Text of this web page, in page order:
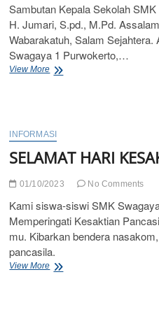
Sambutan Kepala Sekolah
H. Jumari, S.pd., M.Pd.
Wabarakatuh, Salam
Swagaya 1 Purwokerto,…
View MoreKELULUSAN
KELAS
XII
SMK
1
INFORMASI
SELAMAT HARI
01/10/2023 No Comments
Kami siswa-siswi SMK
Memperingati Kesaktian
mu. Kibarkan bendera
pancasila.
View MoreSELAMAT